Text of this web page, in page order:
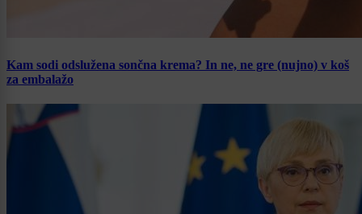
Kam sodi odslužena sončna krema? In ne, ne gre (nujno) v koš
za embalažo